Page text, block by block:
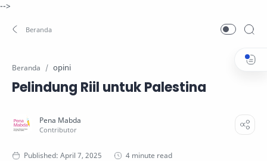
-->
Beranda opini
Pelindung Riil untuk Palestina
4 minute read